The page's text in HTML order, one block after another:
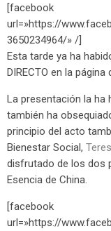
[facebook
url=»https://
3650234964/» /]
Esta tarde ya ha
DIRECTO en la
La presentación la ha
también ha
principio del acto
Bienestar Social,
disfrutado de los dos
Esencia de China.
[facebook
url=»https://